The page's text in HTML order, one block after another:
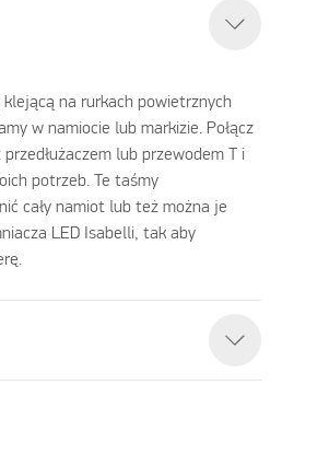
na rurkach powietrznych
w namiocie lub markizie. Połącz
lub przewodem T i
potrzeb. Te taśmy
cały namiot lub też można je
LED Isabelli, tak aby